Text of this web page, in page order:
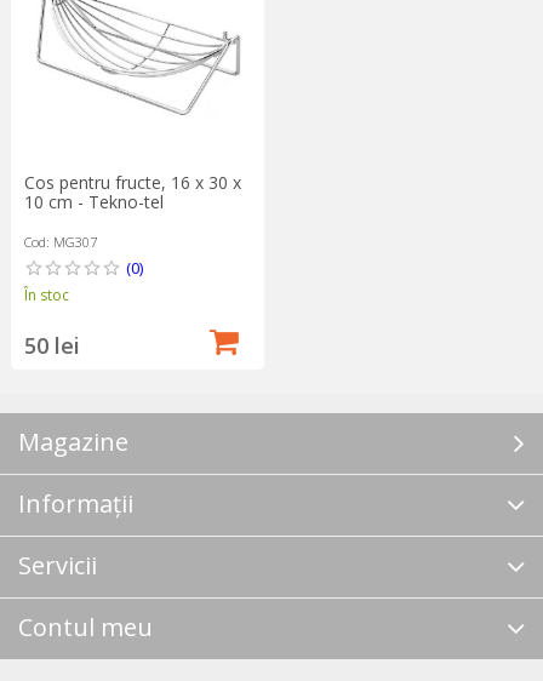
Cos pentru fructe, 16 x 30 x
10 cm - Tekno-tel
Cod: MG307
(0)
În stoc
50 lei
Magazine
Informații
Servicii
Contul meu